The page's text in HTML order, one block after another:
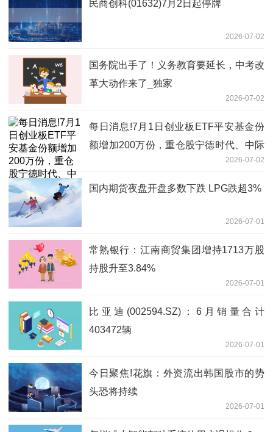
民商创科(01632)7月2日起停牌
2026-07-02
国务院出手了！义务教育要延长，中考改
革大动作来了_独家
2026-07-02
每日消息!7月1日创业板ETF平安基金份
额增加200万份，重仓股宁德时代、中际
2026-07-02
国内期货夜盘开盘多数下跌 LPG跌超3%
2026-07-01
常熟银行：江南商贸集团增持1713万股
持股升至3.84%
2026-07-01
比亚迪(002594.SZ)：6月销量合计
403472辆
2026-07-01
今日聚焦!花旗：外资流出韩国股市的势
头恐将持续
2026-07-01